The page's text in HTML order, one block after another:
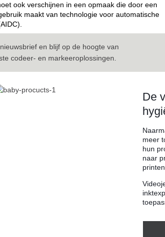
ook verschijnen in een opmaak die door een
maakt van technologie voor automatische
en blijf op de hoogte van
codeer- en markeeroplossingen.
De
meer
hun
naar